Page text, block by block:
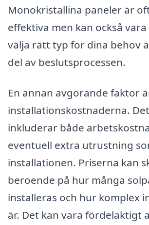
Monokristallina paneler är
effektiva men kan också
välja rätt typ för dina behov
del av beslutsprocessen.
En annan avgörande faktor
installationskostnaderna.
inkluderar både
eventuell extra utrustning
installationen. Priserna kan
beroende på hur många
installeras och hur komplex
är. Det kan vara fördelaktigt